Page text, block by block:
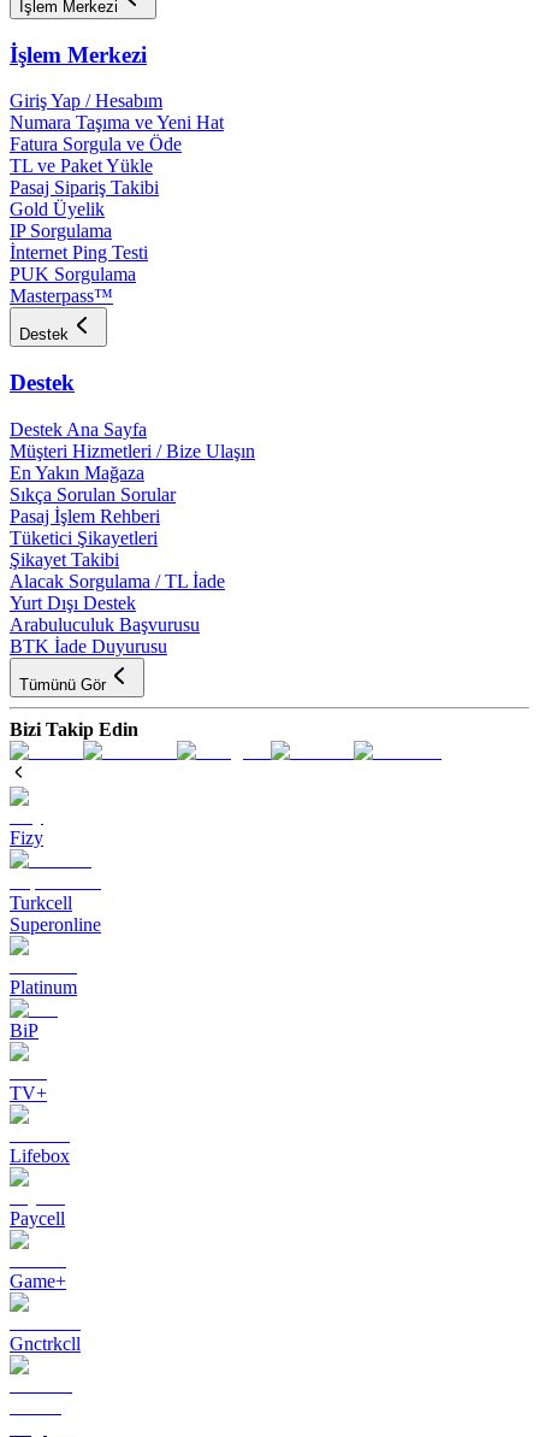
İşlem Merkezi
İşlem Merkezi
Giriş Yap / Hesabım
Numara Taşıma ve Yeni Hat
Fatura Sorgula ve Öde
TL ve Paket Yükle
Pasaj Sipariş Takibi
Gold Üyelik
IP Sorgulama
İnternet Ping Testi
PUK Sorgulama
Masterpass™
Destek
Destek
Destek Ana Sayfa
Müşteri Hizmetleri / Bize Ulaşın
En Yakın Mağaza
Sıkça Sorulan Sorular
Pasaj İşlem Rehberi
Tüketici Şikayetleri
Şikayet Takibi
Alacak Sorgulama / TL İade
Yurt Dışı Destek
Arabuluculuk Başvurusu
BTK İade Duyurusu
Tümünü Gör
Bizi Takip Edin
Fizy
Turkcell
Superonline
Platinum
BiP
TV+
Lifebox
Paycell
Game+
Gnctrkcll